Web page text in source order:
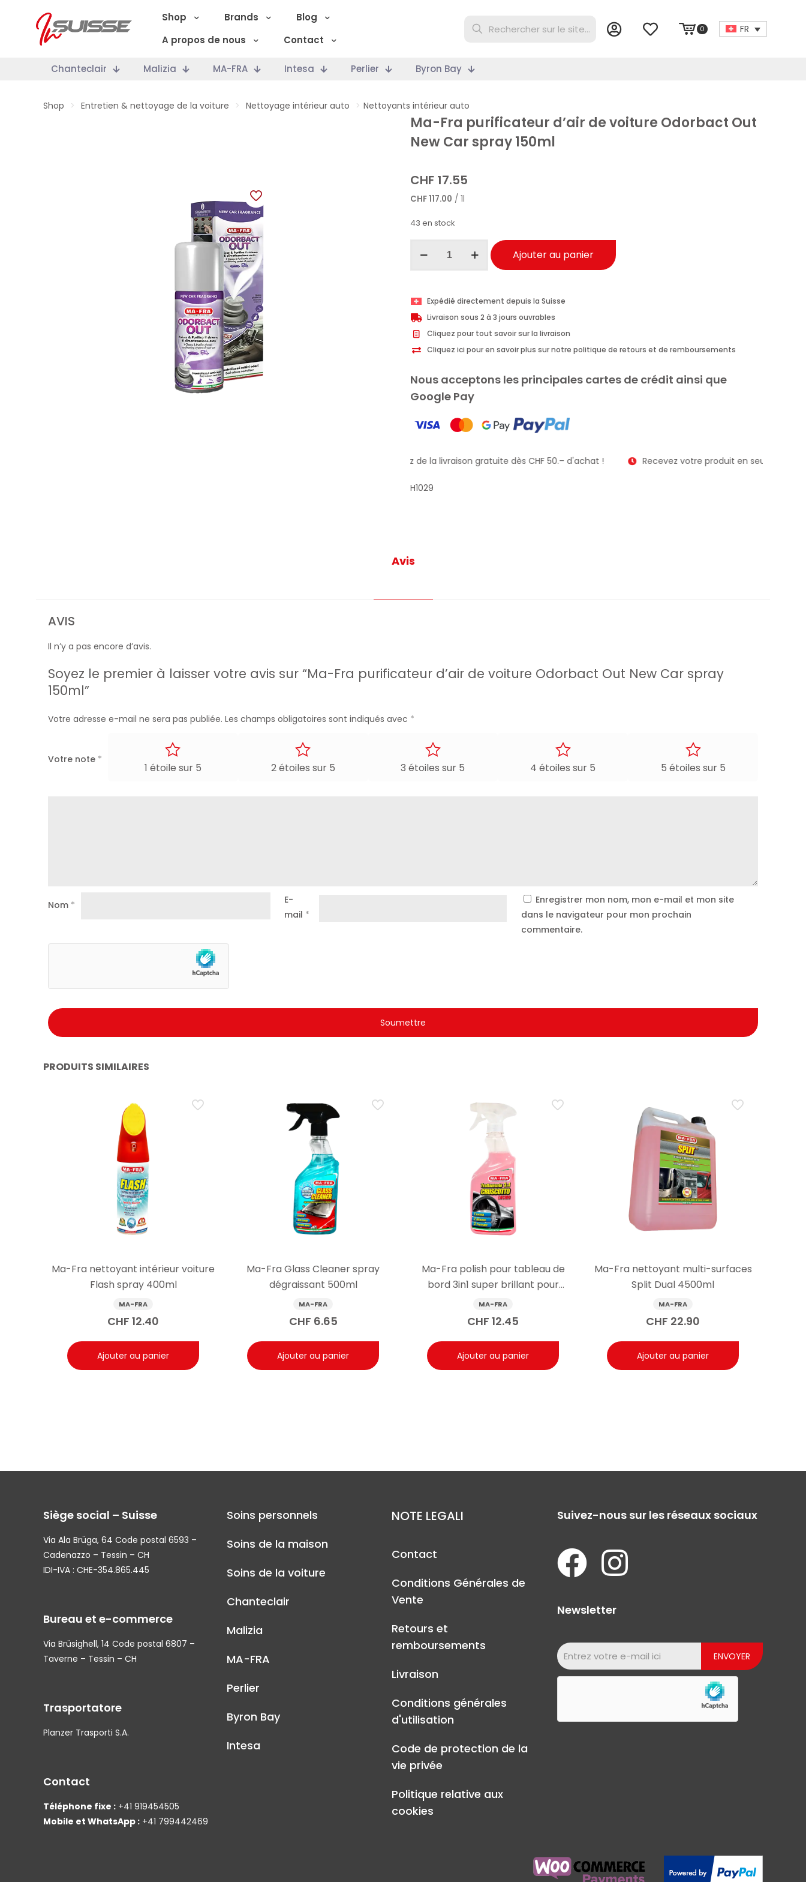
Shop Brands
Blog
A propos de nous
Contact
0 FR
Chanteclair Malizia MA-FRA Intesa Perlier Byron Bay
Shop > Entretien & nettoyage de la voiture > Nettoyage intérieur auto > Nettoyants intérieur auto
Ma-Fra purificateur d’air de voiture Odorbact Out
New Car spray 150ml
CHF 17.55
CHF117.00 / 1l
43 en stock
purificateur
d'air
de
voiture
Out
New
spray
Ajouter au panier
Expédié directement depuis la Suisse
Livraison sous 2 à 3 jours ouvrables
Cliquez pour tout savoir sur la livraison
Cliquez ici pour en savoir plus sur notre politique de retours et de remboursements
Nous acceptons les principales cartes de crédit ainsi que
Google Pay
Profitez de la livraison gratuite dès CHF 50.– d'achat ! Recevez votre produit en seulement 2
H1029
Avis
AVIS
Il n’y a pas encore d’avis.
Soyez le premier à laisser votre avis sur “Ma-Fra purificateur d’air de voiture Odorbact Out New Car spray
150ml”
Votre adresse e-mail ne sera pas publiée. Les champs obligatoires sont indiqués avec *
Votre note *
1 étoile sur 5 2 étoiles sur 5 3 étoiles sur 5 4 étoiles sur 5 5 étoiles sur 5
Nom *
E-
mail *
Enregistrer mon nom, mon e-mail et mon site
dans le navigateur pour mon prochain
commentaire.
PRODUITS SIMILAIRES
Ma-Fra nettoyant intérieur voiture
Flash spray 400ml
MA-FRA
CHF 12.40
Ajouter au panier
Ma-Fra Glass Cleaner spray
dégraissant 500ml
MA-FRA
CHF 6.65
Ajouter au panier
Ma-Fra polish pour tableau de
bord 3in1 super brillant pour
intérieur de voiture 500ml
MA-FRA
CHF 12.45
Ajouter au panier
Ma-Fra nettoyant multi-surfaces
Split Dual 4500ml
MA-FRA
CHF 22.90
Ajouter au panier
Siège social – Suisse
Via Ala Brüga, 64 Code postal 6593 –
Cadenazzo – Tessin – CH
IDI-IVA : CHE-354.865.445
Bureau et e-commerce
Via Brüsighell, 14 Code postal 6807 –
Taverne – Tessin – CH
Trasportatore
Planzer Trasporti S.A.
Contact
Téléphone fixe : +41 919454505
Mobile et WhatsApp : +41 799442469
Soins personnels
Soins de la maison
Soins de la voiture
Chanteclair
Malizia
MA-FRA
Perlier
Byron Bay
Intesa
NOTE LEGALI
Contact
Conditions Générales de
Vente
Retours et
remboursements
Livraison
Conditions générales
d'utilisation
Code de protection de la
vie privée
Politique relative aux
cookies
Suivez-nous sur les réseaux sociaux
Newsletter